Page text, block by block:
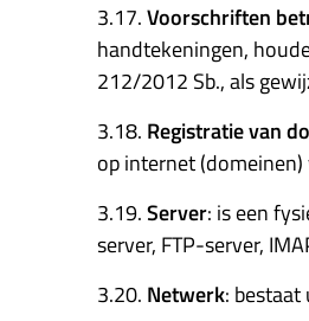
3.17.Voorschriften
handtekeningen,
212/2012 Sb., als
3.18. Registratie van
op internet
3.19.Server: is een
server, FTP-server,
3.20. Netwerk: